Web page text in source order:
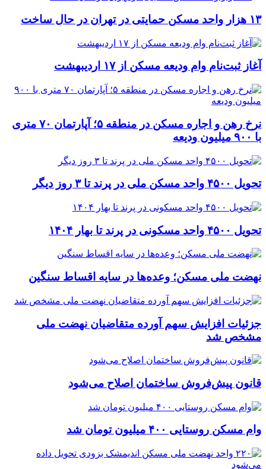
۱۳ هزار واحد مسکن حمایتی در تهران در حال ساخت
آغاز ثبت‌نام وام ودیعه مسکن از ۱۷ اردیبهشت
نرخ‌ رهن و اجاره مسکن در منطقه ۵؛ آپارتمان ۷۰ متری
با ۹۰۰ میلیون ودیعه
تحویل ۴۵۰۰ واحد مسکن ملی در پرند تا ۳ روز دیگر
تحویل ۴۵۰۰ واحد مسکونی در پرند تا بهار ۱۴۰۴
نهضت ملی مسکن؛ وعده‌ها در سایه اقساط سنگین
جزئیات افزایش سهم آورده متقاضیان نهضت ملی
مشخص شد
قانون پیش‌فروش ساختمان اصلاح می‌شود
وام مسکن روستایی ۴۰۰ میلیون تومان شد